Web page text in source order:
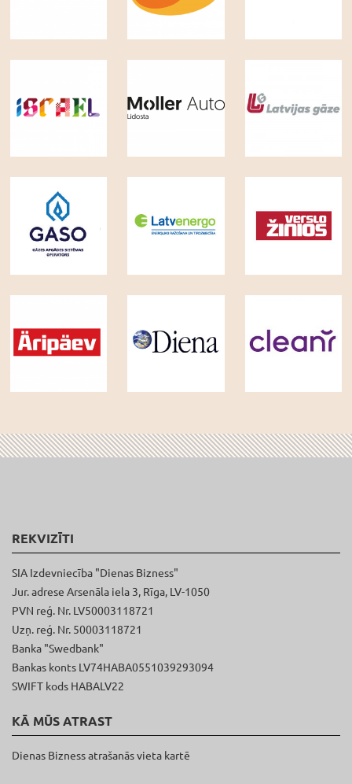
REKVIZĪTI
SIA Izdevniecība "Dienas Bizness"
Jur. adrese Arsenāla iela 3, Rīga, LV-1050
PVN reģ. Nr. LV50003118721
Uzņ. reģ. Nr. 50003118721
Banka "Swedbank"
Bankas konts LV74HABA0551039293094
SWIFT kods HABALV22
KĀ MŪS ATRAST
Dienas Bizness atrašanās vieta kartē